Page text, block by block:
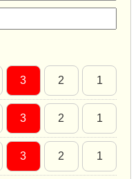
3 2 1
3 2 1
3 2 1